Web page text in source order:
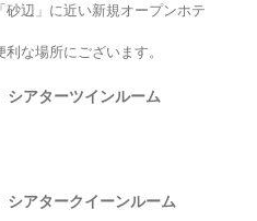
辺」に近い新規オープンホテ
な場所にございます。
シアターツインルーム
シアタークイーンルーム